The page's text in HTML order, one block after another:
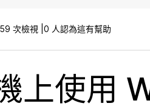
次檢視 | 0 人認為這有幫助
上使用